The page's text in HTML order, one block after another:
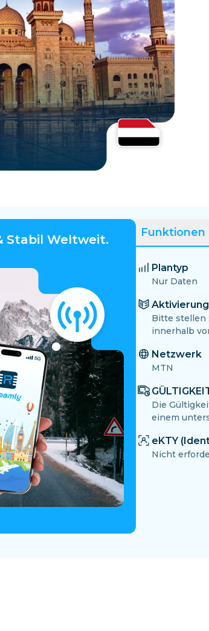
Stabil Weltweit. Funktionen
Plantyp
Nur Daten
Bitte stellen
innerhalb
Netzwerk
MTN
Die
einem
eKTY
Nicht